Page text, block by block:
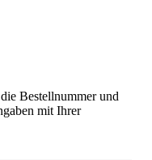
Bestellnummer und
mit Ihrer